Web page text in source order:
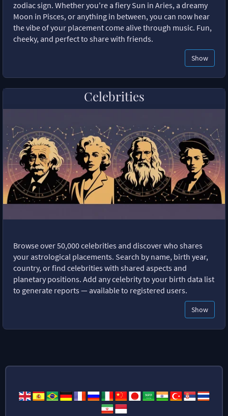
zodiac sign. Whether you're a fiery Sun in Aries, a dreamy
Moon in Pisces, or anything in between, you can now hear
the vibe of your placement come alive through music. Fun,
cheeky, and perfect to share with friends.
Show
Celebrities
Browse over 50,000 celebrities and discover who shares
your astrological placements. Search by name, birth year,
country, or find celebrities with shared aspects and
planetary positions. Add any celebrity to your birth data list
to generate reports — available to registered users.
Show